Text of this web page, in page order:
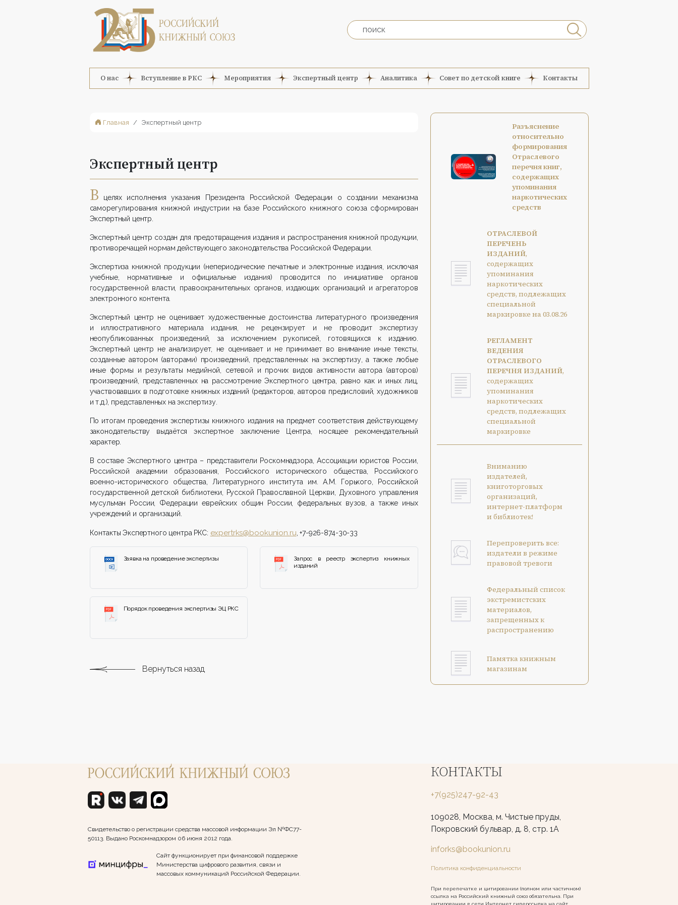
О нас Вступление в РКС Мероприятия Экспертный центр Аналитика Совет по детской книге Контакты
Главная Экспертный центр
Экспертный центр
В целях исполнения указания Президента Российской Федерации о создании механизма
саморегулирования книжной индустрии на базе Российского книжного союза сформирован
Экспертный центр.
Экспертный центр создан для предотвращения издания и распространения книжной продукции,
противоречащей нормам действующего законодательства Российской Федерации.
Экспертиза книжной продукции (непериодические печатные и электронные издания, исключая
учебные, нормативные и официальные издания) проводится по инициативе органов
государственной власти, правоохранительных органов, издающих организаций и агрегаторов
электронного контента.
Экспертный центр не оценивает художественные достоинства литературного произведения
и иллюстративного материала издания, не рецензирует и не проводит экспертизу
неопубликованных произведений, за исключением рукописей, готовящихся к изданию.
Экспертный центр не анализирует, не оценивает и не принимает во внимание иные тексты,
созданные автором (авторами) произведений, представленных на экспертизу, а также любые
иные формы и результаты медийной, сетевой и прочих видов активности автора (авторов)
произведений, представленных на рассмотрение Экспертного центра, равно как и иных лиц,
участвовавших в подготовке книжных изданий (редакторов, авторов предисловий, художников
и т.д.), представленных на экспертизу.
По итогам проведения экспертизы книжного издания на предмет соответствия действующему
законодательству выдаётся экспертное заключение Центра, носящее рекомендательный
характер.
В составе Экспертного центра – представители Роскомнадзора, Ассоциации юристов России,
Российской академии образования, Российского исторического общества, Российского
военно-исторического общества, Литературного института им. А.М. Горького, Российской
государственной детской библиотеки, Русской Православной Церкви, Духовного управления
мусульман России, Федерации еврейских общин России, федеральных вузов, а также иных
учреждений и организаций.
Контакты Экспертного центра РКС: expertrks@bookunion.ru , +7-926-874-30-33
Заявка на проведение экспертизы
Запрос в реестр экспертиз книжных
изданий
Порядок проведения экспертизы ЭЦ РКС
Вернуться назад
Разъяснение
относительно
формирования
Отраслевого
перечня книг,
содержащих
упоминания
наркотических
средств
ОТРАСЛЕВОЙ
ПЕРЕЧЕНЬ
ИЗДАНИЙ,
содержащих
упоминания
наркотических
средств, подлежащих
специальной
маркировке на 03.08.26
РЕГЛАМЕНТ
ВЕДЕНИЯ
ОТРАСЛЕВОГО
ПЕРЕЧНЯ ИЗДАНИЙ,
содержащих
упоминания
наркотических
средств, подлежащих
специальной
маркировке
Вниманию
издателей,
книготорговых
организаций,
интернет-платформ
и библиотек!
Перепроверить все:
издатели в режиме
правовой тревоги
Федеральный список
экстремистских
материалов,
запрещенных к
распространению
Памятка книжным
магазинам
Свидетельство о регистрации средства массовой информации Эл №ФС77-
50113. Выдано Роскомнадзором 06 июня 2012 года.
Сайт функционирует при финансовой поддержке
Министерства цифрового развития, связи и
массовых коммуникаций Российской Федерации.
КОНТАКТЫ
+7(925)247-92-43
109028, Москва, м. Чистые пруды,
Покровский бульвар, д. 8, стр. 1А
inforks@bookunion.ru
Политика конфиденциальности
При перепечатке и цитировании (полном или частичном)
ссылка на Российский книжный союз обязательна. При
цитировании в сети Интернет гиперссылка на сайт